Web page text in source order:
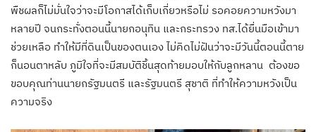
พืชผลก็ไม่มั่นใจว่าจะมีโอกาสได้เก็บเกี่ยวหรือไม่ รอคอยความหวังมา
หลายปี จนกระทั่งตอนนี้นายกอนุทิน และกระทรวง ทส.ได้ยื่นมือเข้ามา
ช่วยเหลือ ทำให้มีที่ดินเป็นของตนเอง ไม่คิดไม่ฝันว่าจะมีวันนี้ตอนนี้ตาย
ก็นอนตาหลับ ภูมิใจที่จะมีสมบัติชิ้นสุดท้ายมอบให้กับลูกหลาน ต้องขอ
ขอบคุณท่านนายกรัฐมนตรี และรัฐมนตรี สุชาติ ที่ทำให้ความหวังเป็น
ความจริง